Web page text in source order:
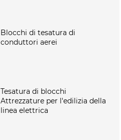
Blocchi di tesatura di
conduttori aerei
Tesatura di blocchi
Attrezzature per l'edilizia della
linea elettrica